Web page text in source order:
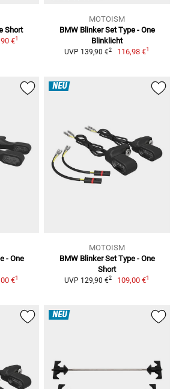
Short
€1
MOTOISM
BMW Blinker Set Type - One
Blinklicht
UVP 139,90 €2 116,98 €1
- One
€1
NEU
MOTOISM
BMW Blinker Set Type - One
Short
UVP 129,90 €2 109,00 €1
NEU